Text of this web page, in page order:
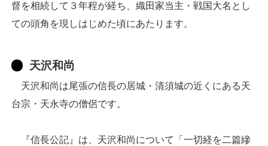
督を相続して３年程が経ち、織田家当主・戦国大名とし
ての頭角を現しはじめた頃にあたります。
天沢和尚
天沢和尚は尾張の信長の居城・清須城の近くにある天
台宗・天永寺の僧侶です。
『信長公記』は、天沢和尚について「一切経を二篇縿